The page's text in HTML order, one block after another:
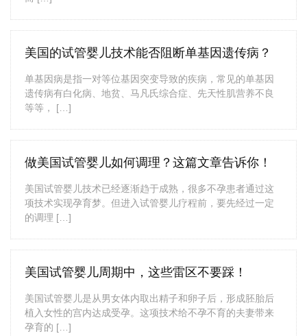
美国的试管婴儿技术能否阻断单基因遗传病？
单基因病是指一对等位基因突变导致的疾病，常见的单基因
遗传病有白化病、地贫、马凡氏综合症、先天性肌营养不良
等等， […]
做美国试管婴儿如何调理？这篇文章告诉你！
美国试管婴儿技术已经逐渐趋于成熟，很多不孕患者通过这
项技术实现孕育梦。但进入试管婴儿疗程前，要先经过一定
的调理 […]
美国试管婴儿周期中，这些雷区不要踩！
美国试管婴儿是从男女体内取出精子和卵子后，形成胚胎后
植入女性的宫内达成受孕。这项技术给不孕不育的夫妻带来
孕育的 […]